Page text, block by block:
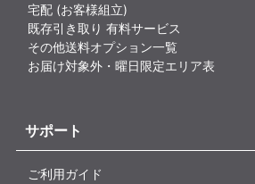
宅配 (お客様組立)
既存引き取り 有料サービス
その他送料オプション一覧
お届け対象外・曜日限定エリア表
サポート
ご利用ガイド